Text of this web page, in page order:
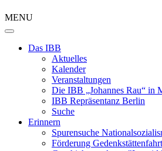
MENU
Das IBB
Aktuelles
Kalender
Veranstaltungen
Die IBB „Johannes Rau“ in
IBB Repräsentanz Berlin
Suche
Erinnern
Spurensuche
Förderung